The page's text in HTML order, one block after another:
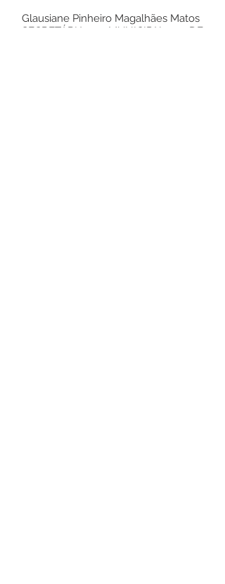
Glausiane Pinheiro Magalhães Matos
SECRETÁRIA MUNICIPAL DE